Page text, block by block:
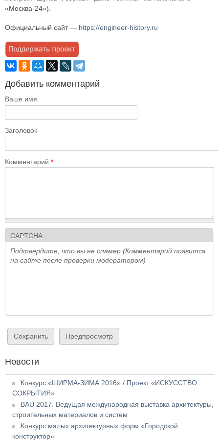
«Москва-24»).
Официальный сайт — https://engineer-history.ru
Добавить комментарий
Ваше имя
Заголовок
Комментарий *
CAPTCHA
Подтвердите, что вы не спамер (Комментарий появится
на сайте после проверки модератором)
Новости
Конкурс «ШИРМА-ЗИМА 2016» / Проект «ИСКУССТВО
СОКРЫТИЯ»
BAU 2017. Ведущая международная выставка архитектуры,
строительных материалов и систем
Конкурс малых архитектурных форм «Городской
конструктор»